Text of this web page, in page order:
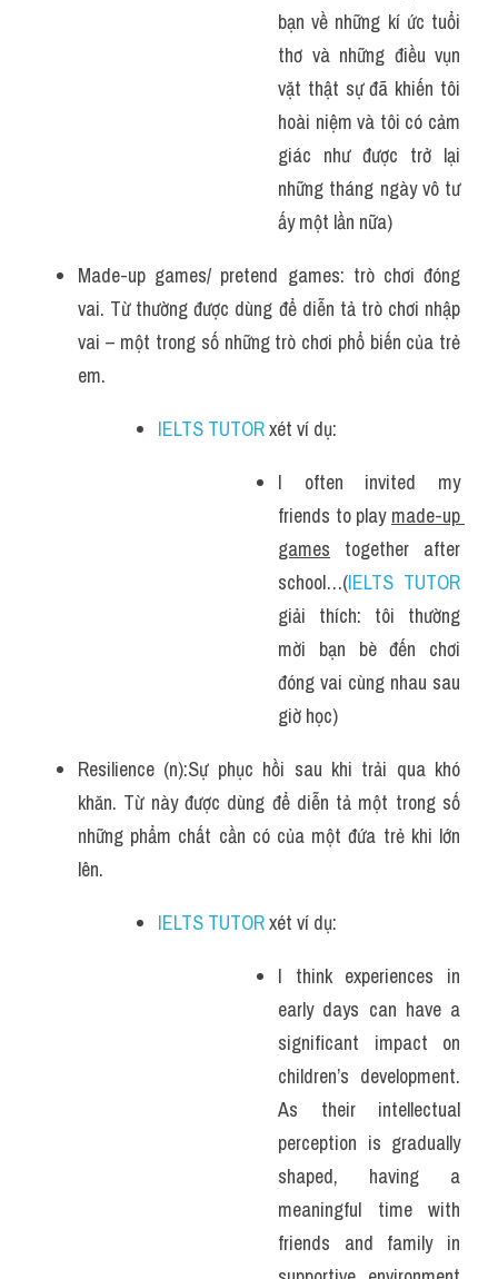
bạn về những kí ức tuổi
thơ và những điều vụn
vặt thật sự đã khiến tôi
hoài niệm và tôi có cảm
giác như được trở lại
những tháng ngày vô tư
ấy một lần nữa)
Made-up games/ pretend games: trò chơi đóng
vai. Từ thường được dùng để diễn tả trò chơi nhập
vai – một trong số những trò chơi phổ biến của trẻ
em.
IELTS TUTOR xét ví dụ:
I often invited my
friends to play made-up
games together after
school…(IELTS TUTOR
giải thích: tôi thường
mời bạn bè đến chơi
đóng vai cùng nhau sau
giờ học)
Resilience (n):Sự phục hồi sau khi trải qua khó
khăn. Từ này được dùng để diễn tả một trong số
những phẩm chất cần có của một đứa trẻ khi lớn
lên.
IELTS TUTOR xét ví dụ:
I think experiences in
early days can have a
significant impact on
children’s development.
As their intellectual
perception is gradually
shaped, having a
meaningful time with
friends and family in